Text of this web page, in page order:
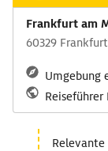
Frankfurt am
60329
Umgebung